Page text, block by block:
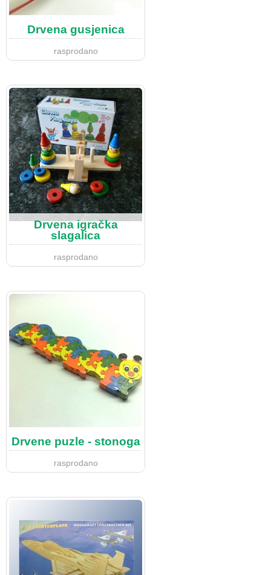
Drvena gusjenica
rasprodano
Drvena igračka
slagalica
rasprodano
Drvene puzle - stonoga
rasprodano